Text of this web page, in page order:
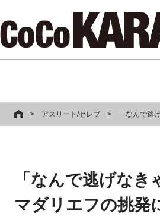
> アスリート/セレブ > 「なんで逃
「なんで逃げな
マダリエフの挑発